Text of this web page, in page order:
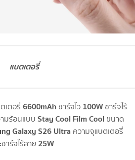
แบตเตอรี่
เตอรี่ 6600mAh ชาร์จไว 100W ชาร์จไร้
ามร้อนแบบ Stay Cool Film Cool ขนาด
Galaxy S26 Ultra ความจุแบตเตอรี่
ชาร์จไร้สาย 25W